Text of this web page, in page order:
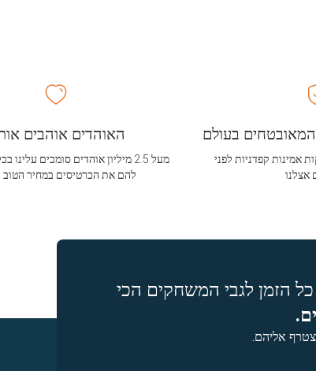
בעולם
אמינות קפדניות לפני
אצלנו
האוהדים אוהבים
מעל 2.5 מיליון אוהדים סומכים
להם את הכרטיסים במחיר הטוב
הזמן לגבי המשחקים הכי
אליהם.